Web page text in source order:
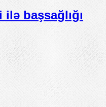
başsağlığı